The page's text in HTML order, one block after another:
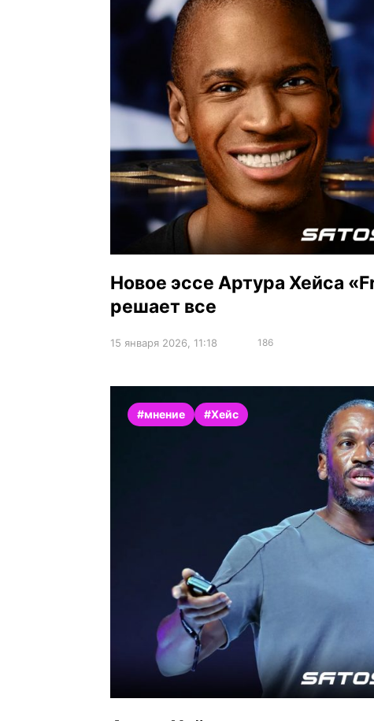
Новое эссе Артура Хейса
решает все
15 января 2026, 11:18 186
#мнение #Хейс